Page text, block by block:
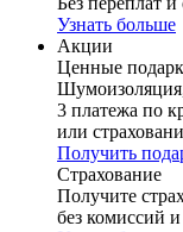
Узнать больше
Акции
Ценные
3 платежа по
или
Получить
Страхование
Получите
без комиссий